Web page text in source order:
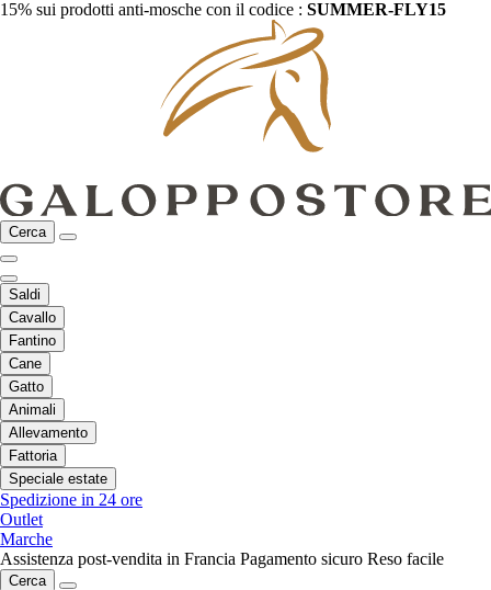
15% sui prodotti anti-mosche con il codice : SUMMER-FLY15
Cerca
Saldi
Cavallo
Fantino
Cane
Gatto
Animali
Allevamento
Fattoria
Speciale estate
Spedizione in 24 ore
Outlet
Marche
Assistenza post-vendita in Francia Pagamento sicuro Reso facile
Cerca